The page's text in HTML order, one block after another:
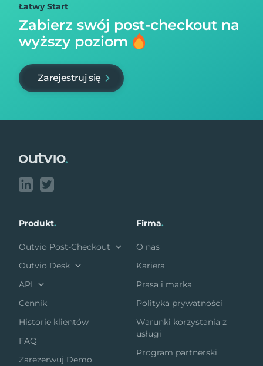
Łatwy Start
Zabierz swój post-checkout na
wyższy poziom
Zarejestruj się
Produkt.
Outvio Post-Checkout
Outvio Desk
API
Cennik
Historie klientów
FAQ
Zarezerwuj Demo
Firma.
O nas
Kariera
Prasa i marka
Polityka prywatności
Warunki korzystania z
usługi
Program partnerski